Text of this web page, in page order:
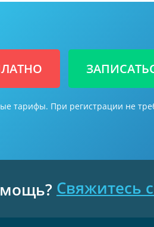
тарифы. При регистрации не
Свяжитесь